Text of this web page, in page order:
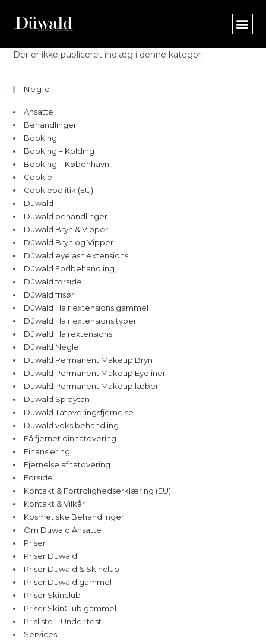
Der er ikke publiceret indlæg i denne kategori.
Negle
Ansatte
Behandlinger
Booking
Booking – Kolding
Booking – København
Cookie
Cookiepolitik (EU)
Düwald
Düwald behandlinger
Düwald Bryn & Vipper
Düwald Bryn og Vipper
Düwald eyelash extensions
Düwald Fodbehandling
Düwald forside
Düwald frisør
Düwald Hair extensions gammel
Düwald Hair extensions typer
Düwald Hairextensions
Düwald Negle
Düwald Permanent Makeup Bryn
Düwald Permanent Makeup Eyeliner
Düwald Permanent Makeup læber
Düwald Spraytan
Düwald Tatoveringsfjernelse
Düwald voks behandling
Få fjernet din tatovering
Finansiering
Fjernelse af tatovering
Forside
Kontakt & Fortrolighedserklæring (EU)
Kontakt & Vilkår
Kosmetiske Behandlinger
Om Düwald Ansatte
Priser
Priser Düwald
Priser Düwald & Skinclub
Priser Düwald gammel
Priser Skinclub
Priser SkinClub gammel
Prisliste – Under test
Services